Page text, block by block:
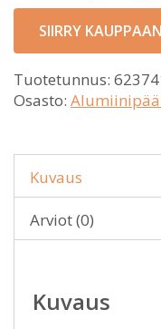
SIIRRY
Tuotetunnus:
Osasto:
Kuvaus
Arviot (0)
Kuvaus